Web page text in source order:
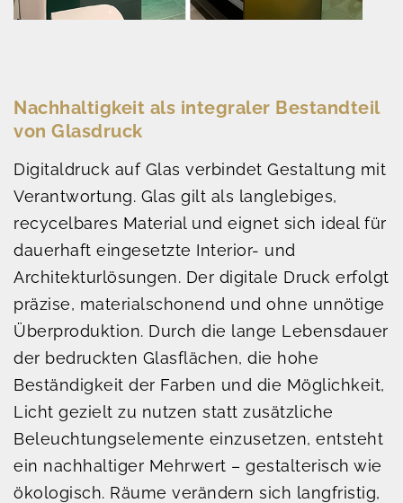
Nachhaltigkeit als integraler Bestandteil
von Glasdruck
Digitaldruck auf Glas verbindet Gestaltung mit
Verantwortung. Glas gilt als langlebiges,
recycelbares Material und eignet sich ideal für
dauerhaft eingesetzte Interior- und
Architektur­lösungen. Der digitale Druck erfolgt
präzise, materialschonend und ohne unnötige
Überproduktion. Durch die lange Lebensdauer
der bedruckten Glasflächen, die hohe
Beständigkeit der Farben und die Möglichkeit,
Licht gezielt zu nutzen statt zusätzliche
Beleuchtungselemente einzusetzen, entsteht
ein nachhaltiger Mehrwert – gestalterisch wie
ökologisch. Räume verändern sich langfristig,